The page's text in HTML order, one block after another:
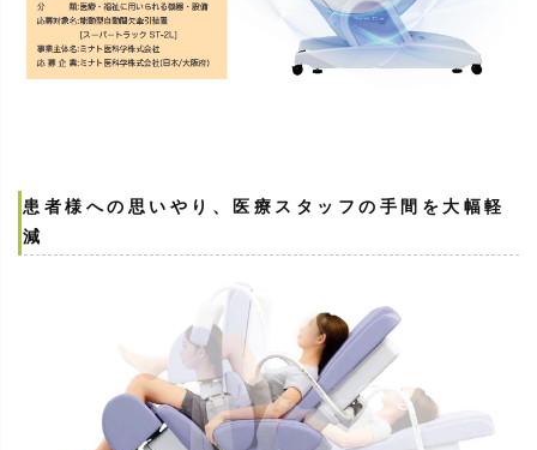
患者様への思いやり、医療スタッフの手間を大幅軽
減